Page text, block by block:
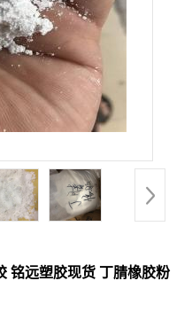
铭远塑胶现货 丁腈橡胶粉